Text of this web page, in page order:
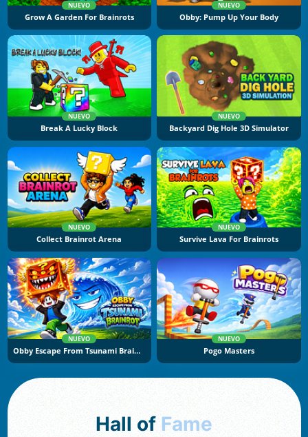
NUEVO
Grow A Garden For Brainrots
NUEVO
Obby: Pump Up Your Body
NUEVO
Break A Lucky Block
NUEVO
Backyard Dig Hole 3D Simulator
NUEVO
Collect Brainrot Arena
NUEVO
Survive Lava For Brainrots
NUEVO
Obby Escape From Tsunami Brainrot
NUEVO
Pogo Masters
Hall of Fame